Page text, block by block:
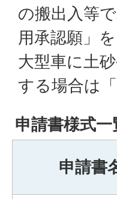
の搬出入等
用承認願」を
大型車に土
する場合は
申請書様式一
申請書